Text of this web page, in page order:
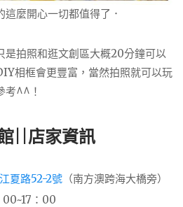
麼開心一切都值得了．
是拍照和逛文創區大概20分鐘可以
相框會更豐富，當然拍照就可以玩
考^^！
||店家資訊
夏路52-2號 （南方澳跨海大橋旁）
：00